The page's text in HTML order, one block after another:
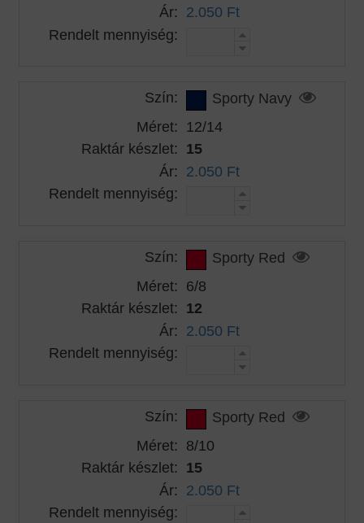
Ár: 2.050 Ft
Rendelt mennyiség:
Szín:
Sporty Navy
Méret: 12/14
Raktár készlet: 15
Ár: 2.050 Ft
Rendelt mennyiség:
Szín:
Sporty Red
Méret: 6/8
Raktár készlet: 12
Ár: 2.050 Ft
Rendelt mennyiség:
Szín:
Sporty Red
Méret: 8/10
Raktár készlet: 15
Ár: 2.050 Ft
Rendelt mennyiség: